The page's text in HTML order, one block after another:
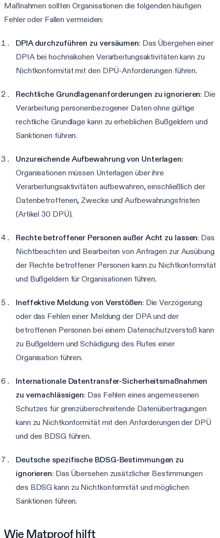
Maßnahmen sollten Organisationen die folgenden häufigen
Fehler oder Fallen vermeiden:
DPIA durchzuführen zu versäumen: Das Übergehen einer
DPIA bei hochrisikohen Verarbeitungsaktivitäten kann zu
Nichtkonformität mit den DPÜ-Anforderungen führen.
Rechtliche Grundlagenanforderungen zu ignorieren: Die
Verarbeitung personenbezogener Daten ohne gültige
rechtliche Grundlage kann zu erheblichen Bußgeldern und
Sanktionen führen.
Unzureichende Aufbewahrung von Unterlagen:
Organisationen müssen Unterlagen über ihre
Verarbeitungsaktivitäten aufbewahren, einschließlich der
Datenbetroffenen, Zwecke und Aufbewahrungsfristen
(Artikel 30 DPÜ).
Rechte betroffener Personen außer Acht zu lassen: Das
Nichtbeachten und Bearbeiten von Anfragen zur Ausübung
der Rechte betroffener Personen kann zu Nichtkonformität
und Bußgeldern für Organisationen führen.
Ineffektive Meldung von Verstößen: Die Verzögerung
oder das Fehlen einer Meldung der DPA und der
betroffenen Personen bei einem Datenschutzverstoß kann
zu Bußgeldern und Schädigung des Rufes einer
Organisation führen.
Internationale Datentransfer-Sicherheitsmaßnahmen
zu vernachlässigen: Das Fehlen eines angemessenen
Schutzes für grenzüberschreitende Datenübertragungen
kann zu Nichtkonformität mit den Anforderungen der DPÜ
und des BDSG führen.
Deutsche spezifische BDSG-Bestimmungen zu
ignorieren: Das Übersehen zusätzlicher Bestimmungen
des BDSG kann zu Nichtkonformität und möglichen
Sanktionen führen.
Wie Matproof hilft